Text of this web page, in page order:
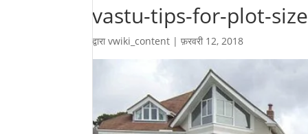
vastu-tips-for-plot-size
द्वाराvwiki_content |फ़रवरी 12, 2018